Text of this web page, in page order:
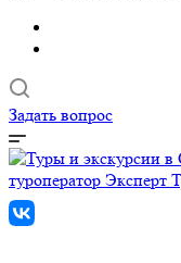
Задать вопрос